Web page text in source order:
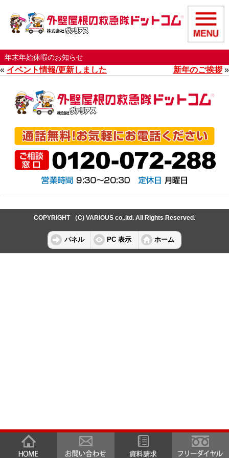
年末年始休暇のお知らせ
« イベント情報/更新しました 新年のご挨拶»
COPYRIGHT （C) VARIOUS co,.ltd. All Rights Reserved.
パネル PC 表示 ホーム